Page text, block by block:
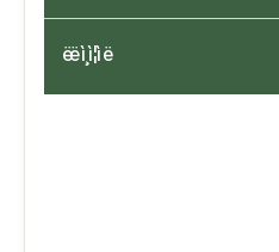
ëë ì¸ì¦ì ë